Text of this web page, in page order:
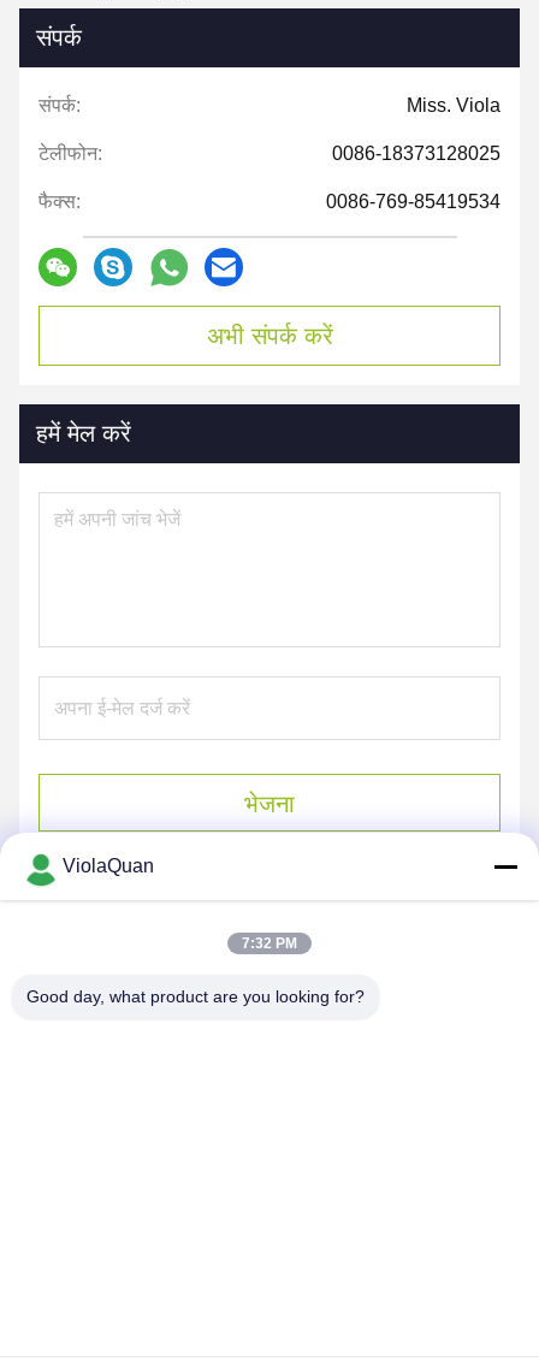
संपर्क
संपर्क: Miss. Viola
टेलीफोन: 0086-18373128025
फैक्स: 0086-769-85419534
अभी संपर्क करें
हमें मेल करें
भेजना
ViolaQuan
7:32 PM
Good day, what product are you looking for?